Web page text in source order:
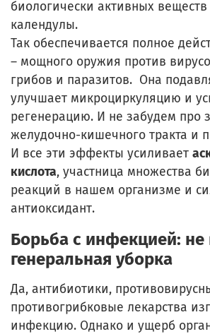
биологически активных веществ
календулы.
Так обеспечивается полное
– мощного оружия против
грибов и паразитов. Она
улучшает микроциркуляцию и
регенерацию. И не забудем про
желудочно-кишечного тракта и
И все эти эффекты усиливает
кислота, участница множества
реакций в нашем организме и
антиоксидант.
Борьба с инфекцией: не
генеральная уборка
Да, антибиотики,
противогрибковые лекарства
инфекцию. Однако и ущерб